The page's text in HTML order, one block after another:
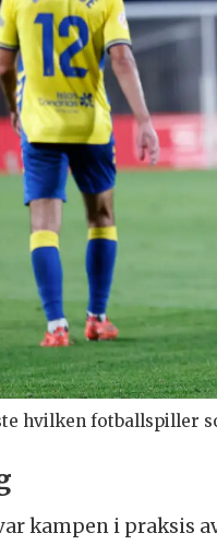
hvilken fotballspiller
kampen i praksis